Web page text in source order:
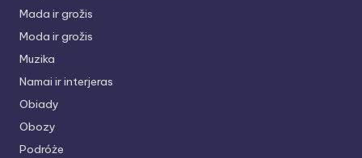
Mada ir grožis
Moda ir grožis
Muzika
Namai ir interjeras
Obiady
Obozy
Podróże